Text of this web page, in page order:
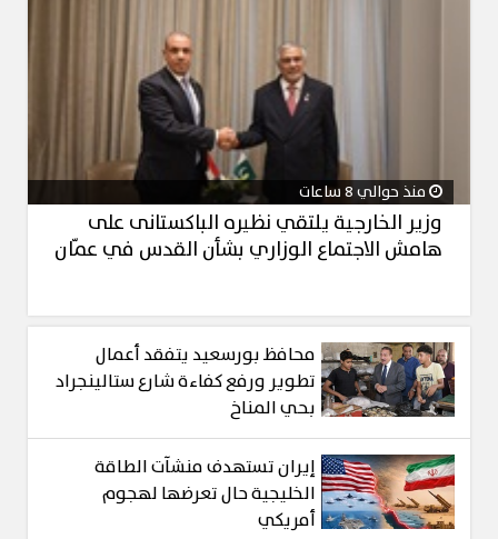
منذ حوالي 8 ساعات
وزير الخارجية يلتقي نظيره الباكستانى على
هامش الاجتماع الوزاري بشأن القدس في عمّان
محافظ بورسعيد يتفقد أعمال
تطوير ورفع كفاءة شارع ستالينجراد
بحي المناخ
إيران تستهدف منشآت الطاقة
الخليجية حال تعرضها لهجوم
أمريكي